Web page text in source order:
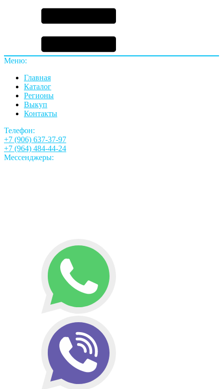
Меню:
Главная
Каталог
Регионы
Выкуп
Контакты
Телефон:
+7 (906) 637-37-97
+7 (964) 484-44-24
Мессенджеры: